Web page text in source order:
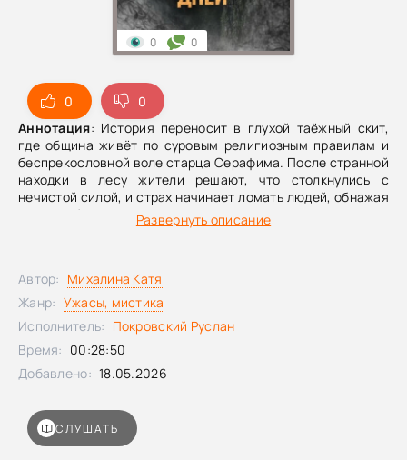
0
0
Аннотация: История переносит в глухой таёжный скит,
где община живёт по суровым религиозным правилам и
беспрекословной воле старца Серафима. После странной
находки в лесу жители решают, что столкнулись с
нечистой силой, и страх начинает ломать людей, обнажая
давние обиды, сомнения и скрытую жестокость.
Развернуть описание
0 0
СЛУШАТЬ
Автор: Михалина Катя
Жанр: Ужасы, мистика
Исполнитель: Покровский Руслан
Время: 00:28:50
Добавлено: 18.05.2026